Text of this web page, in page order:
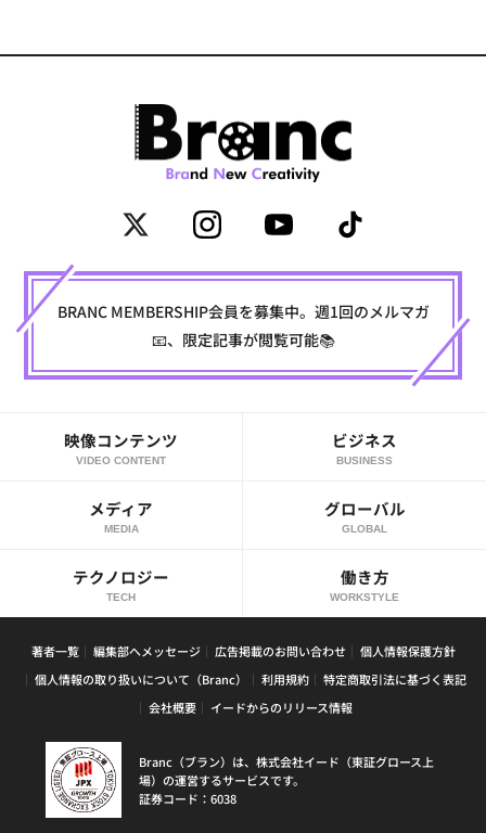
BRANC MEMBERSHIP会員を募集中。週1回のメルマガ
📧、限定記事が閲覧可能📚
映像コンテンツ
VIDEO CONTENT
ビジネス
BUSINESS
メディア
MEDIA
グローバル
GLOBAL
テクノロジー
TECH
働き方
WORKSTYLE
著者一覧 編集部へメッセージ 広告掲載のお問い合わせ
個人情報保護方針
個人情報の取り扱いについて（Branc）
利用規約
特定商取引法に基づく表記
会社概要
イードからのリリース情報
Branc（ブラン）は、株式会社イード（東証グロース上
場）の運営するサービスです。
証券コード：6038